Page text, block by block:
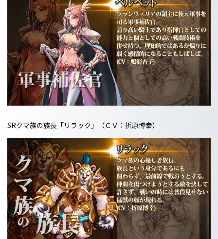
SRクマ族の族長「リラック」（ＣＶ：折原博幸）